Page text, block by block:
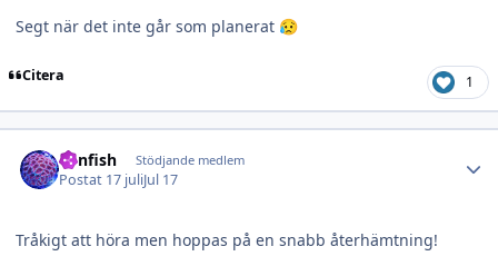
Segt när det inte går som planerat 😥
Citera 1
lionfish Stödjande medlem
Postat 17 juliJul 17
Tråkigt att höra men hoppas på en snabb återhämtning!